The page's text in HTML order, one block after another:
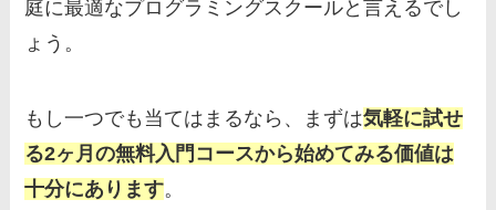
庭に最適なプログラミングスクールと言えるでし
ょう。
もし一つでも当てはまるなら、まずは気軽に試せ
る2ヶ月の無料入門コースから始めてみる価値は
十分にあります。